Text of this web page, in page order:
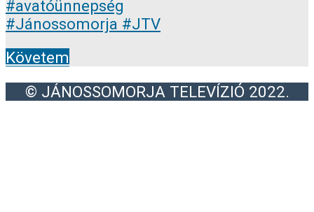
Követem
© JÁNOSSOMORJA TELEVÍZIÓ 2022.